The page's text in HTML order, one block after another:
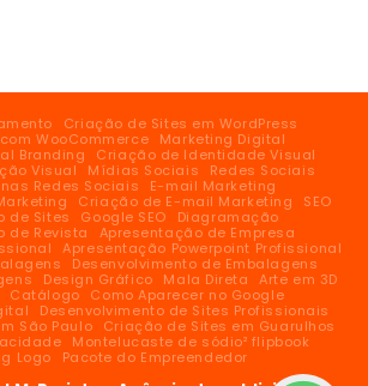
Criação de Sites em WordPress
WooCommerce
Marketing Digital
Branding
Criação de Identidade Visual
Visual
Mídias Sociais
Redes Sociais
Redes Sociais
E-mail Marketing
Criação de E-mail Marketing
SEO
de Sites
Google SEO
Diagramação
de Revista
Apresentação de Empresa
Apresentação Powerpoint Profissional
Desenvolvimento de Embalagens
Design Gráfico Mala Direta
Arte em 3D
Catálogo
Como Aparecer no Google
Desenvolvimento de Sites Profissionais
São Paulo
Criação de Sites em Guarulhos
Montelucaste de sódio² flipbook
Logo
Pacote do Empreendedor